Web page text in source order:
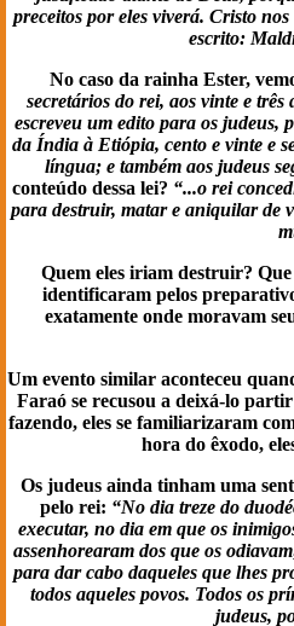
preceitos por eles viverá. Cristo
escrito:
No caso da rainha Ester,
secretários do rei, aos vinte e
escreveu um edito para os judeus,
da Índia à Etiópia, cento e vinte e
língua; e também aos judeus
conteúdo dessa lei? “...o rei
para destruir, matar e aniquilar de
Quem eles iriam destruir?
identificaram pelos
exatamente onde moravam
Um evento similar aconteceu
Faraó se recusou a deixá-lo
fazendo, eles se familiarizaram
hora do êxodo,
Os judeus ainda tinham uma
pelo rei: “No dia treze do
executar, no dia em que os
assenhorearam dos que os
para dar cabo daqueles que lhes
todos aqueles povos. Todos os
judeus,